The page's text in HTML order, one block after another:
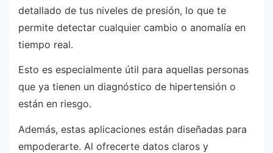
detallado de tus niveles de presión, lo que te
permite detectar cualquier cambio o anomalía en
tiempo real.
Esto es especialmente útil para aquellas personas
que ya tienen un diagnóstico de hipertensión o
están en riesgo.
Además, estas aplicaciones están diseñadas para
empoderarte. Al ofrecerte datos claros y